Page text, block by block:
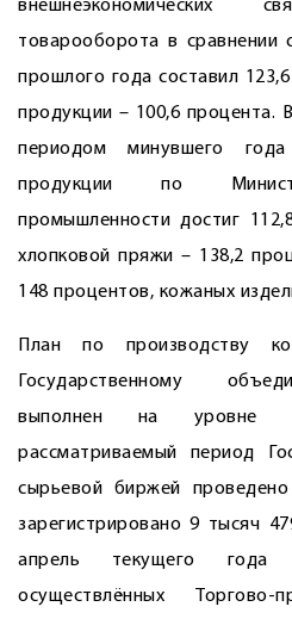
товарооборота в сравнении
прошлого года составил
продукции – 100,6 процента.
периодом минувшего
продукции по
промышленности достиг
хлопковой пряжи – 138,2
148 процентов, кожаных
План по производству
Государственному
выполнен на уровне
рассматриваемый период
сырьевой биржей
зарегистрировано 9 тысяч
апрель текущего
осуществлённых Торгово-